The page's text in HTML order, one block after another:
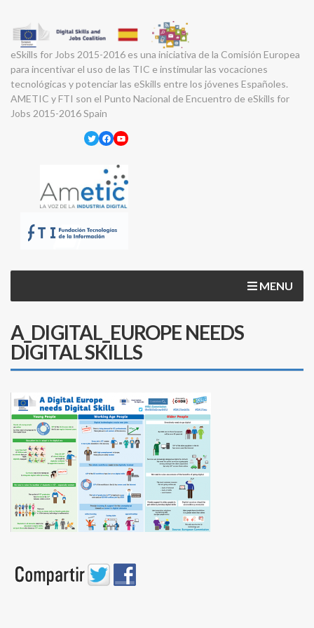
eSkills for Jobs 2015-2016 es una iniciativa de la Comisión Europea
para incentivar el uso de las TIC e instimular las vocaciones
tecnológicas y potenciar las eSkills entre los jóvenes Españoles.
AMETIC y FTI son el Punto Nacional de Encuentro de eSkills for
Jobs 2015-2016 Spain
Twitter
Facebook
YouTube
MENU
A_DIGITAL_EUROPE NEEDS
DIGITAL SKILLS